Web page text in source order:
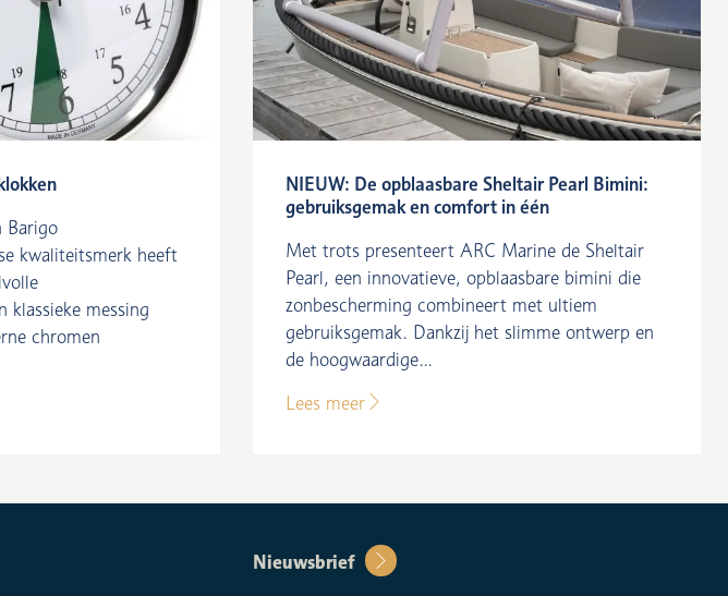
Barigo
kwaliteitsmerk heeft
klassieke messing
chromen
NIEUW: De opblaasbare Sheltair Pearl Bimini:
gebruiksgemak en comfort in één
Met trots presenteert ARC Marine de Sheltair
Pearl, een innovatieve, opblaasbare bimini die
zonbescherming combineert met ultiem
gebruiksgemak. Dankzij het slimme ontwerp en
de hoogwaardige...
Lees meer
Nieuwsbrief